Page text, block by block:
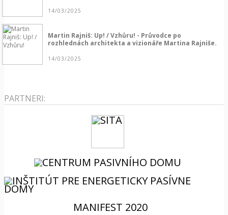
14/03/2025
Martin Rajniš: Up! / Vzhůru! - Průvodce po
rozhlednách architekta a vizionáře Martina Rajniše.
14/03/2025
PARTNERI:
MANIFEST 2020